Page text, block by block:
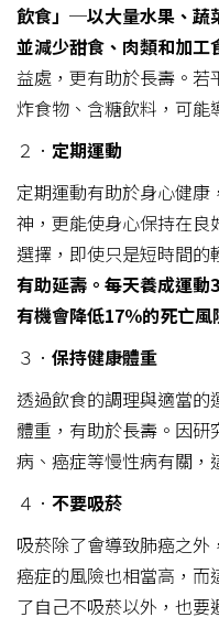
飲食」─以大量水果、蔬
並減少甜食、肉類和加工
益處，更有助於長壽。
炸食物、含糖飲料，可能
２． 定期運動
定期運動有助於身心健
神，更能使身心保持在良
選擇，即使只是短時間的
有助延壽。每天養成運動
有機會降低17％的死亡風
３． 保持健康體重
透過飲食的調理與適當
體重，有助於長壽。因
病、癌症等慢性病有關，
４． 不要吸菸
吸菸除了會導致肺癌之
癌症的風險也相當高，
了自己不吸菸以外，也要